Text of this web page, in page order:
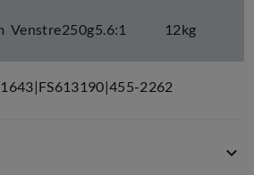
Venstre250g5.6:1 12kg
|FS613190|455-2262